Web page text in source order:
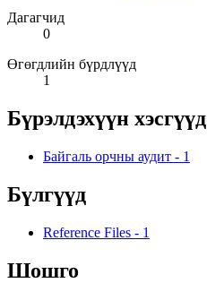
Дагагчид
0
Өгөгдлийн бүрдлүүд
1
Бүрэлдэхүүн хэсгүүд
Байгаль орчны аудит - 1
Бүлгүүд
Reference Files - 1
Шошго